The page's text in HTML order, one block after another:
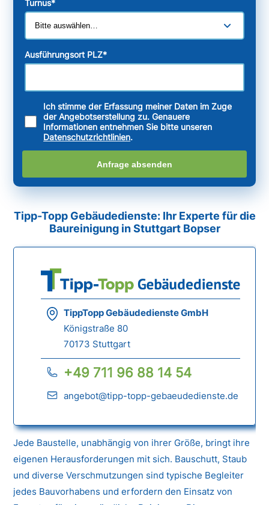
Turnus*
Ausführungsort PLZ*
Ich stimme der Erfassung meiner Daten im Zuge
der Angebotserstellung zu. Genauere
Informationen entnehmen Sie bitte unseren
Datenschutzrichtlinien.
Anfrage absenden
Tipp-Topp Gebäudedienste: Ihr Experte für die
Baureinigung in Stuttgart Bopser
TippTopp Gebäudedienste GmbH
Königstraße 80
70173 Stuttgart
+49 711 96 88 14 54
angebot@tipp-topp-gebaeudedienste.de
Jede Baustelle, unabhängig von ihrer Größe, bringt ihre
eigenen Herausforderungen mit sich. Bauschutt, Staub
und diverse Verschmutzungen sind typische Begleiter
jedes Bauvorhabens und erfordern den Einsatz von